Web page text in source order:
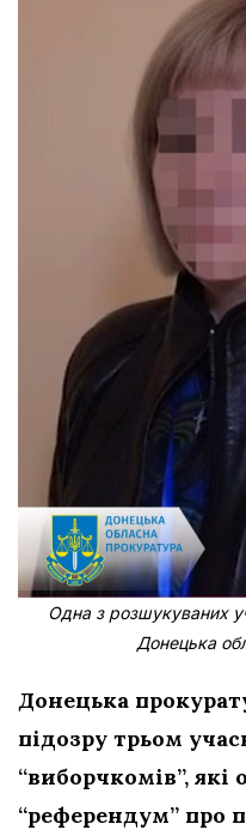
Одна з розшукуваних
Донецька
Донецька
підозру трьом
“виборчкомів”, які
“референдум” про